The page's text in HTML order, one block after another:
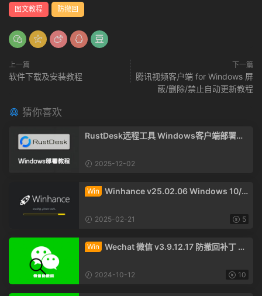
图文教程 防撤回
上一篇
软件下载及安装教程
下一篇
腾讯视频客户端 for Windows 屏
蔽/删除/禁止自动更新教程
猜你喜欢
RustDesk远程工具 Windows客户端部署教
2025-12-02
Win
Winhance v25.02.06 Windows 10/1
2025-02-21 5
Win
Wechat 微信 v3.9.12.17 防撤回补丁 Wi
2024-10-12 10